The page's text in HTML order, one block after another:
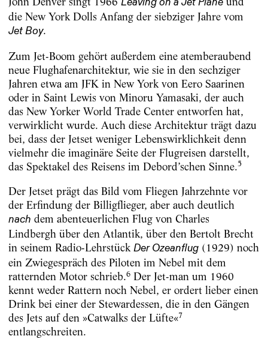
Leaving on a Jet Plane
die New York Dolls Anfang der siebziger Jahre vom
Jet Boy.
Zum Jet-Boom gehört außerdem eine atemberaubend
neue Flughafenarchitektur, wie sie in den sechziger
Jahren etwa am JFK in New York von Eero Saarinen
oder in Saint Lewis von Minoru Yamasaki, der auch
das New Yorker World Trade Center entworfen hat,
verwirklicht wurde. Auch diese Architektur trägt dazu
bei, dass der Jetset weniger Lebenswirklichkeit denn
vielmehr die imaginäre Seite der Flugreisen darstellt,
das Spektakel des Reisens im Debord’schen Sinne.5
Der Jetset prägt das Bild vom Fliegen Jahrzehnte vor
der Erfindung der Billigflieger, aber auch deutlich
nach dem abenteuerlichen Flug von Charles
Lindbergh über den Atlantik, über den Bertolt Brecht
in seinem Radio-Lehrstück Der Ozeanflug(1929) noch
ein Zwiegespräch des Piloten im Nebel mit dem
ratternden Motor schrieb.6Der Jet-man um 1960
kennt weder Rattern noch Nebel, er ordert lieber einen
Drink bei einer der Stewardessen, die in den Gängen
des Jets auf den »Catwalks der Lüfte«7
entlangschreiten.